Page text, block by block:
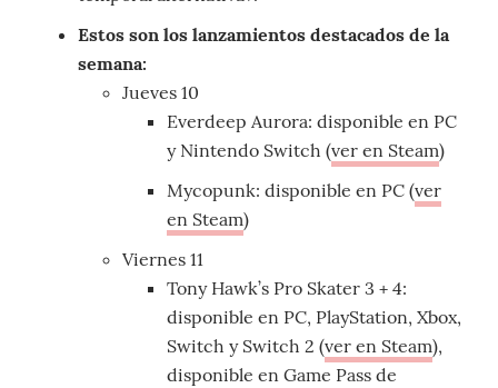
Estos son los lanzamientos destacados de la
semana:
Jueves 10
Everdeep Aurora: disponible en PC
y Nintendo Switch (ver en Steam)
Mycopunk: disponible en PC (ver
en Steam)
Viernes 11
Tony Hawk’s Pro Skater 3 + 4:
disponible en PC, PlayStation, Xbox,
Switch y Switch 2 (ver en Steam),
disponible en Game Pass de